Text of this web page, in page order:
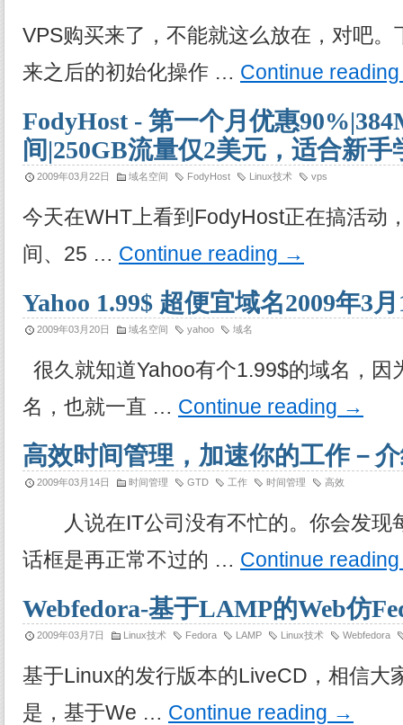
VPS购买来了，不能就这么放在，对吧
来之后的初始化操作 … Continue
FodyHost - 第一个月优惠
间|250GB流量仅2美元，适合新手
2009年03月22日 域名空间 FodyHost Linux技术 vps
今天在WHT上看到FodyHost正在搞活动
间、25 … Continue reading →
Yahoo 1.99$ 超便宜域名2009年3
2009年03月20日 域名空间 yahoo 域名
很久就知道Yahoo有个1.99$的域名，因
名，也就一直 … Continue reading →
高效时间管理，加速你的工作－
2009年03月14日 时间管理 GTD 工作 时间管理 高效
人说在IT公司没有不忙的。你会发现
话框是再正常不过的 … Continue
Webfedora-基于LAMP的Web仿
2009年03月7日 Linux技术 Fedora LAMP Linux技术 Webfedora
基于Linux的发行版本的LiveCD，相信大
是，基于We … Continue reading →